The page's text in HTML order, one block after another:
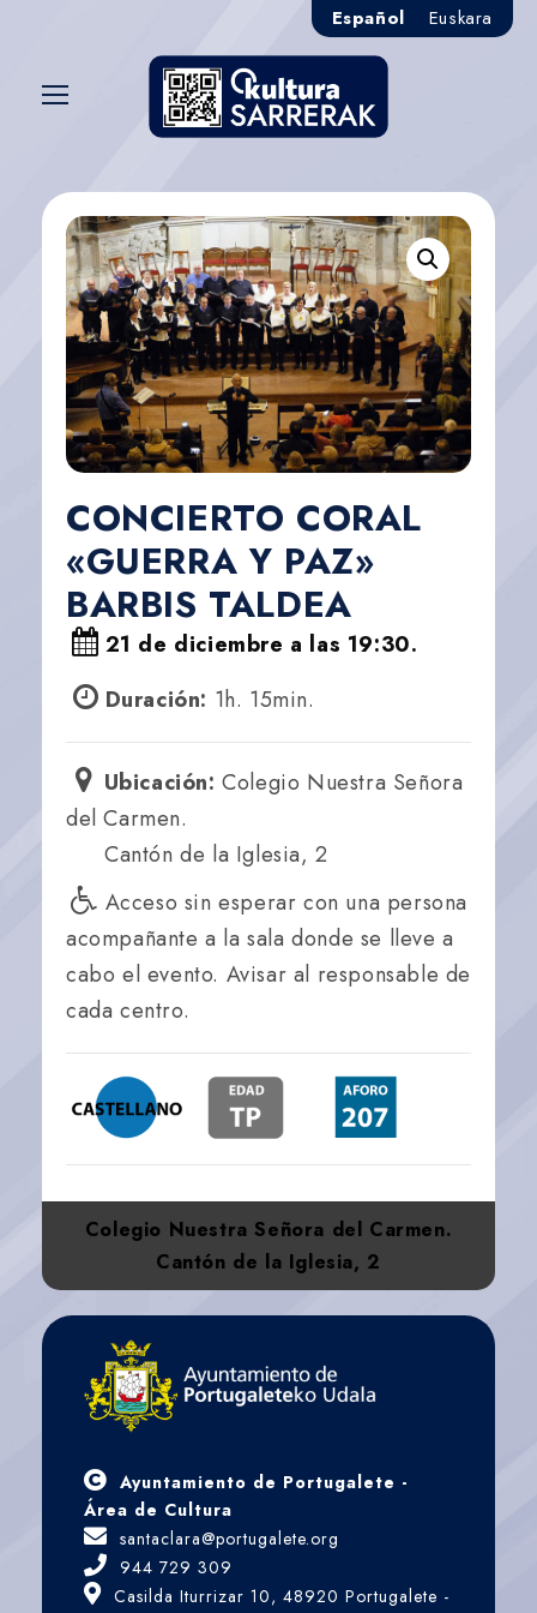
Español Euskara
CONCIERTO CORAL
«GUERRA Y PAZ»
BARBIS TALDEA
21 de diciembre a las 19:30.
Duración: 1h. 15min.
Ubicación: Colegio Nuestra Señora
del Carmen.
Cantón de la Iglesia, 2
Acceso sin esperar con una persona
acompañante a la sala donde se lleve a
cabo el evento. Avisar al responsable de
cada centro.
Colegio Nuestra Señora del Carmen.
Cantón de la Iglesia, 2
Ayuntamiento de Portugalete -
Área de Cultura
santaclara@portugalete.org
944 729 309
Casilda Iturrizar 10, 48920 Portugalete -